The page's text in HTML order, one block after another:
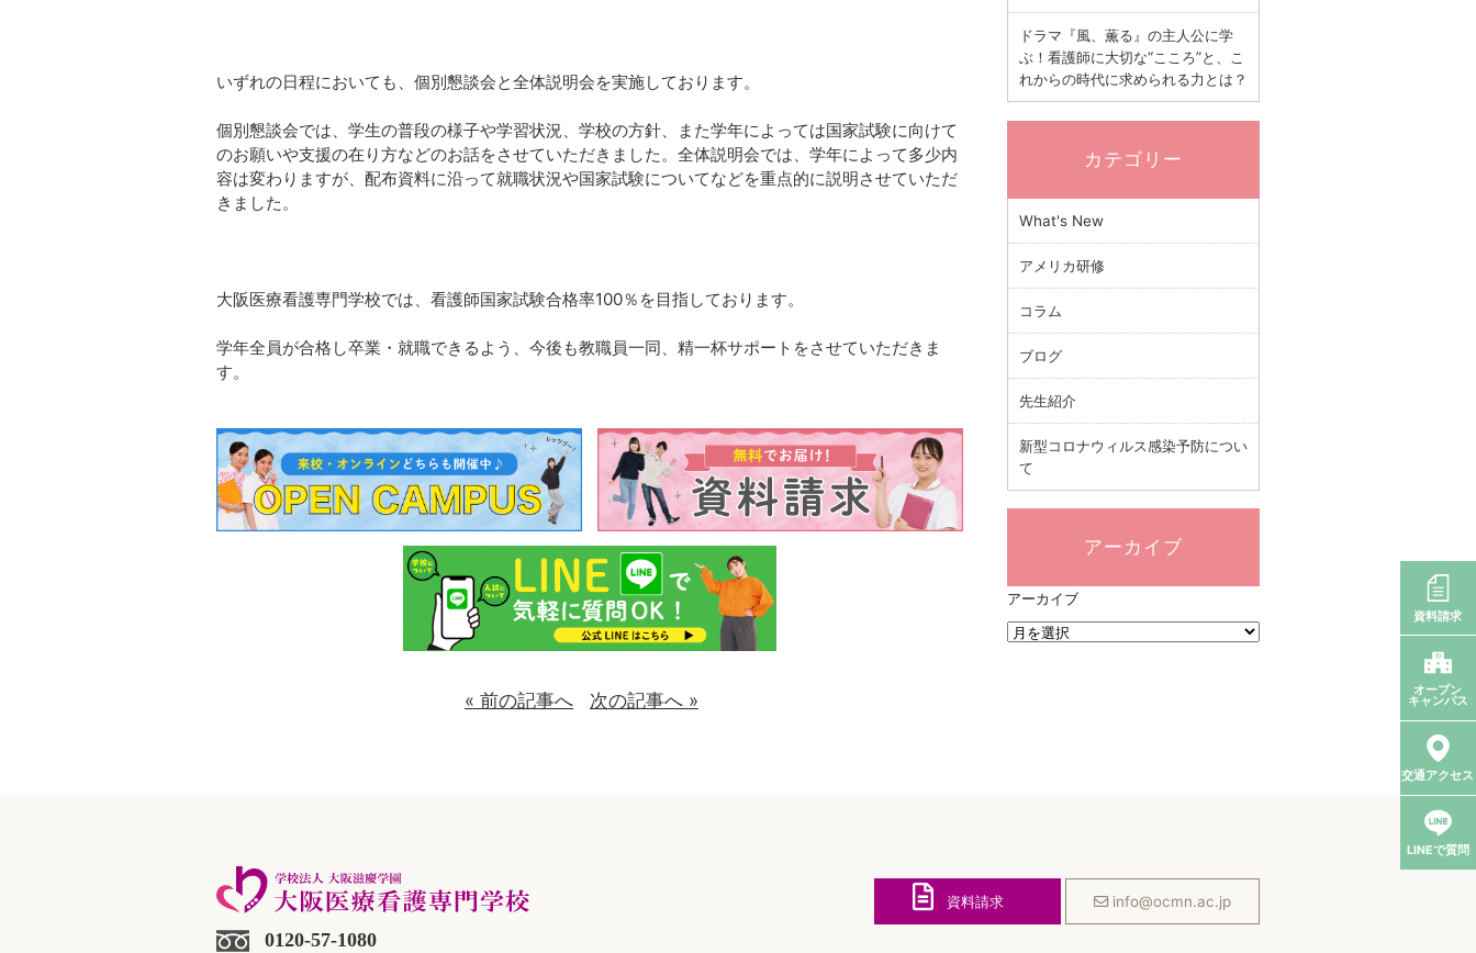
いずれの日程においても、個別懇談会と全体説明会を実施しております。
個別懇談会では、学生の普段の様子や学習状況、学校の方針、また学年によっては国家試験に向けて
のお願いや支援の在り方などのお話をさせていただきました。全体説明会では、学年によって多少内
容は変わりますが、配布資料に沿って就職状況や国家試験についてなどを重点的に説明させていただ
きました。
大阪医療看護専門学校では、看護師国家試験合格率100％を目指しております。
学年全員が合格し卒業・就職できるよう、今後も教職員一同、精一杯サポートをさせていただきま
す。
« 前の記事へ 次の記事へ »
ドラマ『風、薫る』の主人公に学
ぶ！看護師に大切な“こころ”と、こ
れからの時代に求められる力とは？
カテゴリー
What's New
アメリカ研修
コラム
ブログ
先生紹介
新型コロナウィルス感染予防につい
て
アーカイブ
アーカイブ
0120-57-1080
資料請求 info@ocmn.ac.jp
資料請求
オープン
キャンパス
交通アクセス
LINEで質問